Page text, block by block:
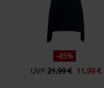
-45%
UVP 21,99 € 11,99 €